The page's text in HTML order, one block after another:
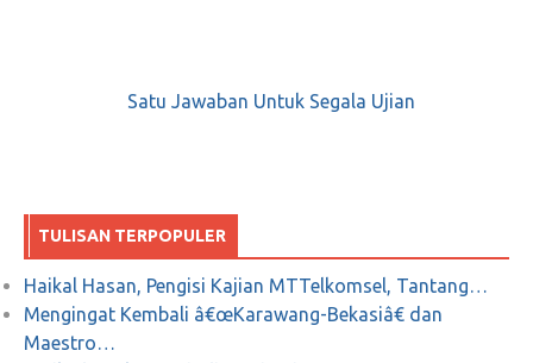
Untuk Apa Kiyai Maâ€™ruf Amin? Untuk
Apa Sandiaga Uno?
September 19, 2018
Satu Jawaban Untuk Segala Ujian
TULISAN TERPOPULER
Haikal Hasan, Pengisi Kajian MTTelkomsel, Tantang…
Mengingat Kembali â€œKarawang-Bekasiâ€ dan
Maestro…